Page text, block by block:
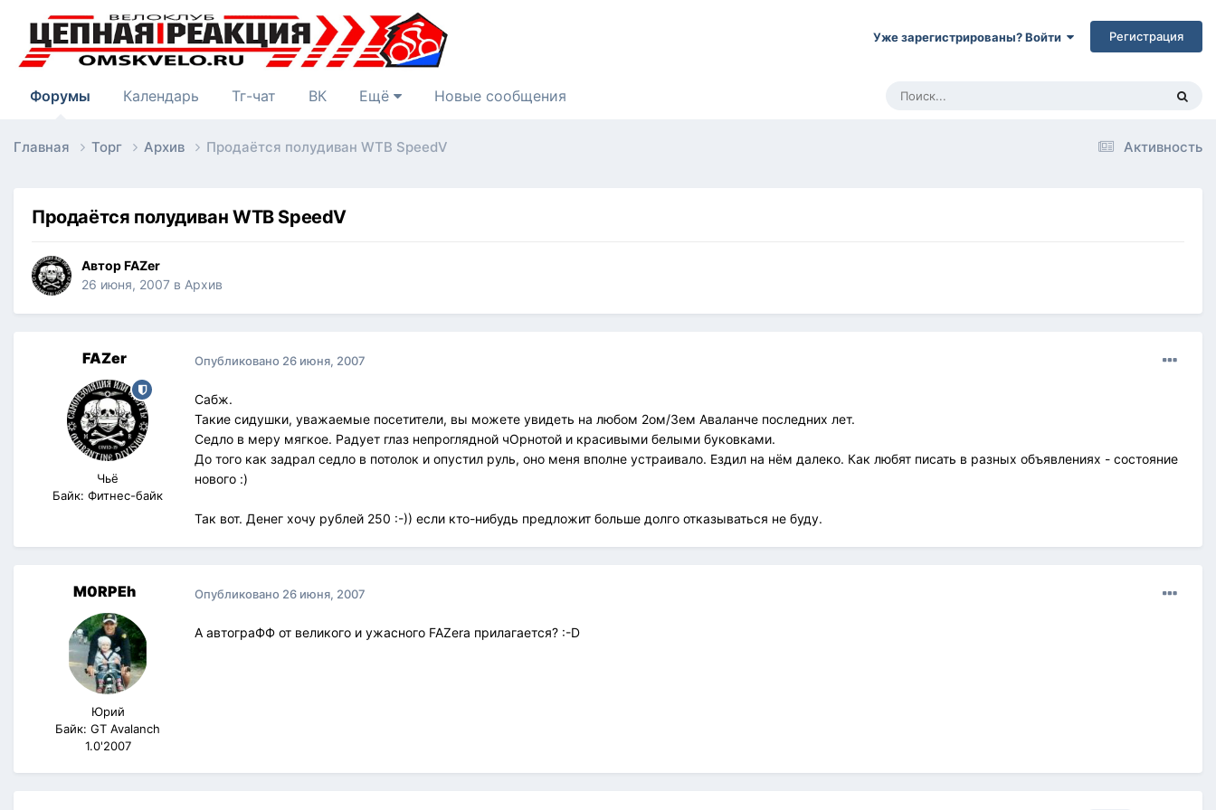
Уже зарегистрированы? Войти Регистрация
Форумы Календарь Тг-чат ВК Ещё Новые сообщения
Активность
Главная Торг Архив Продаётся полудиван WTB SpeedV
Продаётся полудиван WTB SpeedV
АвторFAZer
26 июня, 2007 в Архив
FAZer
Чьё
Байк: Фитнес-байк
Опубликовано 26 июня, 2007
Сабж.
Такие сидушки, уважаемые посетители, вы можете увидеть на любом 2ом/3ем Аваланче последних лет.
Седло в меру мягкое. Радует глаз непроглядной чОрнотой и красивыми белыми буковками.
До того как задрал седло в потолок и опустил руль, оно меня вполне устраивало. Ездил на нём далеко. Как любят писать в разных объявлениях - состояние
нового :)
Так вот. Денег хочу рублей 250 :-)) если кто-нибудь предложит больше долго отказываться не буду.
M0RPEh
Юрий
Байк: GT Avalanch
1.0'2007
Опубликовано 26 июня, 2007
А автограФФ от великого и ужасного FAZerа прилагается? :-D